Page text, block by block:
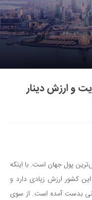
و ارزش دینار
پول جهان است. با اینکه
کشور ارزش زیادی دارد و
بدست آمده است. از سوی